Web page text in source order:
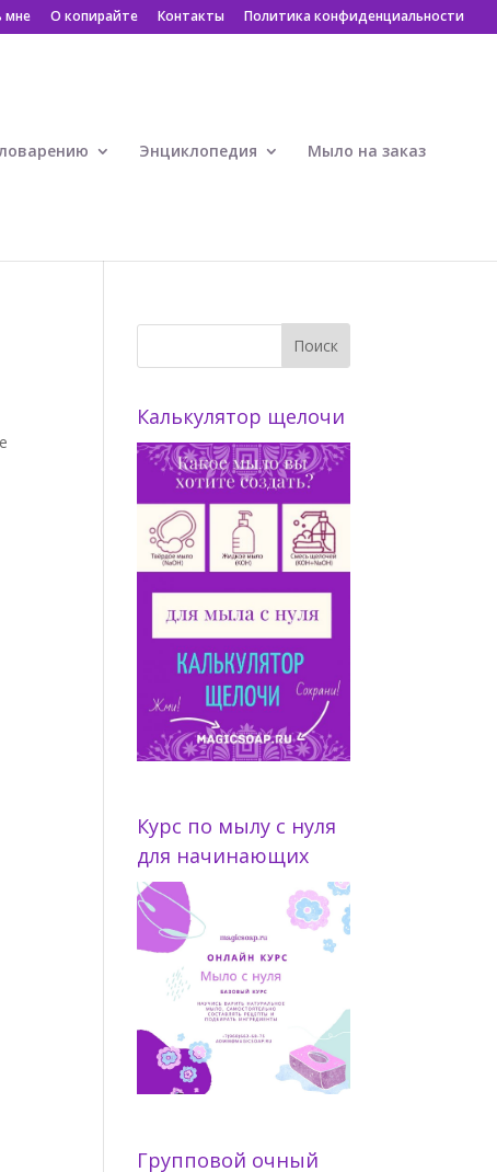
мне О копирайте Контакты Политика конфиденциальности
Энциклопедия Мыло на заказ
Калькулятор щелочи
Курс по мылу с нуля
для начинающих
Групповой очный